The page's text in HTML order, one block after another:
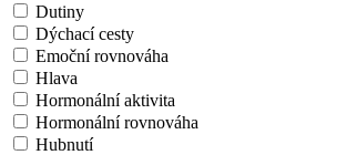
Dutiny
Dýchací cesty
Emoční rovnováha
Hlava
Hormonální aktivita
Hormonální rovnováha
Hubnutí